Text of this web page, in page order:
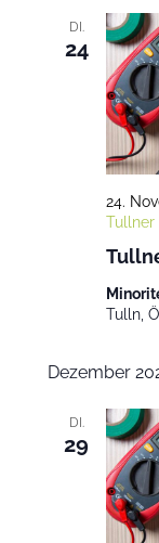
DI.
24
24.
Tullner
Tulln,
Dezember
DI.
29